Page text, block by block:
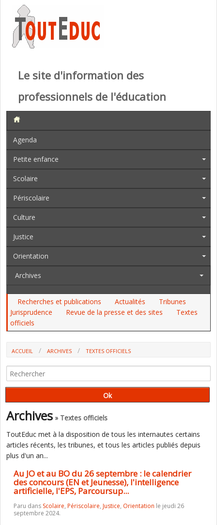
Le site d'information des
professionnels de l'éducation
Agenda
Petite enfance
Scolaire
Périscolaire
Culture
Justice
Orientation
Archives
Recherches et publications Actualités
Tribunes
Jurisprudence
Revue de la presse et des sites
Textes
officiels
ACCUEIL ARCHIVES
TEXTES OFFICIELS
(EN ET JEUNESSE), L'INTELLIGENCE ARTIFICIELLE, L'EPS, PARCOURSUP...
Archives » Textes officiels
ToutEduc met à la disposition de tous les internautes certains
articles récents, les tribunes, et tous les articles publiés depuis
plus d'un an...
Au JO et au BO du 26 septembre : le calendrier
des concours (EN et Jeunesse), l'intelligence
artificielle, l'EPS, Parcoursup...
Paru dans Scolaire, Périscolaire, Justice, Orientation le jeudi 26
septembre 2024.